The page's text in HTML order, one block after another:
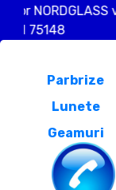
producator
2 cod postal
Parbrize
Lunete
Geamuri